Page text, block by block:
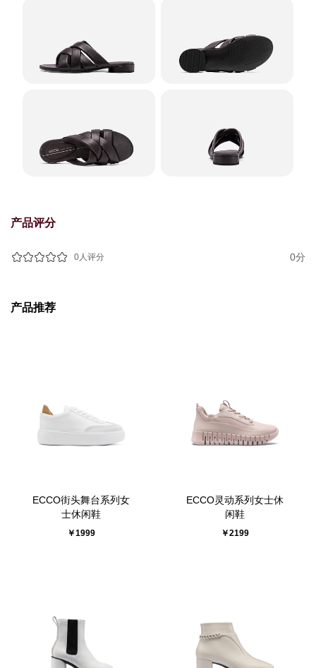
产品评分
0人评分 0分
产品推荐
ECCO街头舞台系列女
士休闲鞋
￥1999
ECCO灵动系列女士休
闲鞋
￥2199